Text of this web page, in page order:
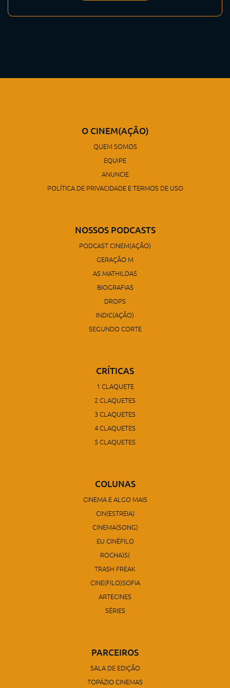
O CINEM(AÇÃO)
QUEM SOMOS
EQUIPE
ANUNCIE
POLÍTICA DE PRIVACIDADE E TERMOS DE USO
NOSSOS PODCASTS
PODCAST CINEM(AÇÃO)
GERAÇÃO M
AS MATHILDAS
BIOGRAFIAS
DROPS
INDIC(AÇÃO)
SEGUNDO CORTE
CRÍTICAS
1 CLAQUETE
2 CLAQUETES
3 CLAQUETES
4 CLAQUETES
5 CLAQUETES
COLUNAS
CINEMA E ALGO MAIS
CIN(ESTREIA)
CINEMA(SONG)
EU CINÉFILO
ROCHA)S(
TRASH FREAK
CINE(FILO)SOFIA
ARTECINES
SÉRIES
PARCEIROS
SALA DE EDIÇÃO
TOPÁZIO CINEMAS